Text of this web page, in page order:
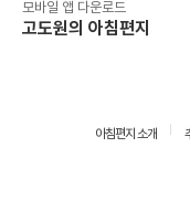
모바일 앱 다운로드
고도원의 아침편지
아침편지 소개